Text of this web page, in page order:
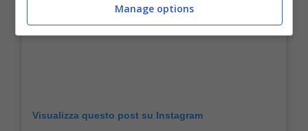
Visualizza questo post su Instagram
Manage options